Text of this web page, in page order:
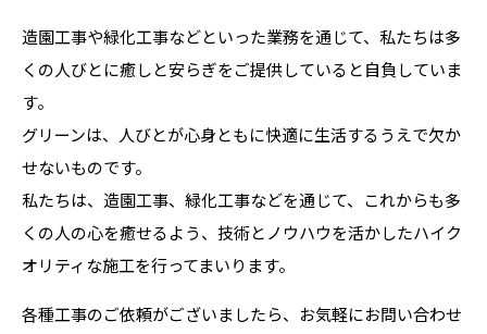
造園工事や緑化工事などといった業務を通じて、私たちは多
くの人びとに癒しと安らぎをご提供していると自負していま
す。
グリーンは、人びとが心身ともに快適に生活するうえで欠か
せないものです。
私たちは、造園工事、緑化工事などを通じて、これからも多
くの人の心を癒せるよう、技術とノウハウを活かしたハイク
オリティな施工を行ってまいります。
各種工事のご依頼がございましたら、お気軽にお問い合わせ